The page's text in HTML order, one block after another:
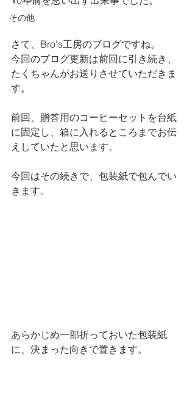
その他
さて、Bro's工房のブログですね。
今回のブログ更新は前回に引き続き、
たくちゃんがお送りさせていただきま
す。
前回、贈答用のコーヒーセットを台紙
に固定し、箱に入れるところまでお伝
えしていたと思います。
今回はその続きで、包装紙で包んでい
きます。
あらかじめ一部折っておいた包装紙
に、決まった向きで置きます。